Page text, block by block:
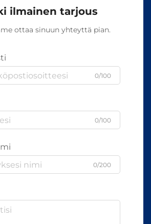
ilmainen tarjous
ottaa sinuun yhteyttä pian.
0/100
0/100
0/200